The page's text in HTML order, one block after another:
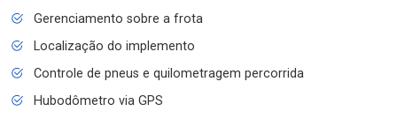
Gerenciamento sobre a frota
Localização do implemento
Controle de pneus e quilometragem percorrida
Hubodômetro via GPS